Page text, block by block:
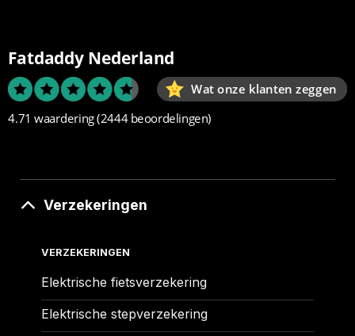
Fatdaddy Nederland
Wat onze klanten zeggen
4.71 waardering(2444 beoordelingen)
Verzekeringen
VERZEKERINGEN
Elektrische fietsverzekering
Elektrische stepverzekering